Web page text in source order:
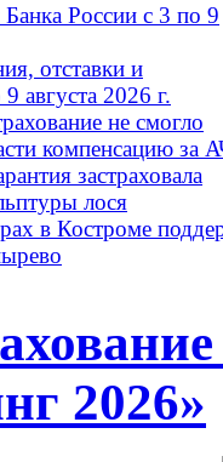
России с 3 по 9
отставки и
августа 2026 г.
не смогло
компенсацию за
застраховала
лося
в Костроме
2026»